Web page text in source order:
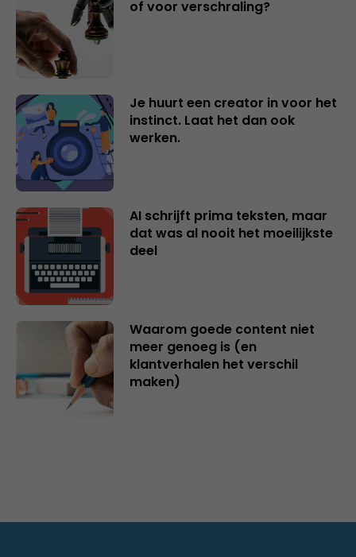
of voor verschraling?
Je huurt een creator in voor het
instinct. Laat het dan ook
werken.
AI schrijft prima teksten, maar
dat was al nooit het moeilijkste
deel
Waarom goede content niet
meer genoeg is (en
klantverhalen het verschil
maken)